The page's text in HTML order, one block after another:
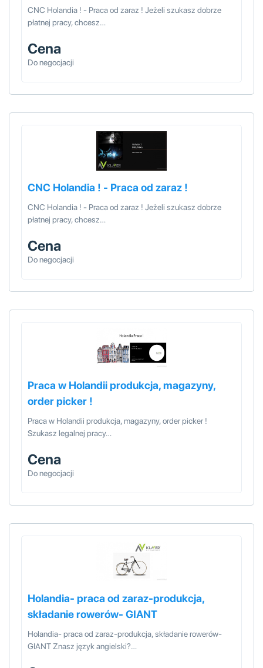
CNC Holandia ! - Praca od zaraz ! Jeżeli szukasz dobrze
płatnej pracy, chcesz…
Cena
Do negocjacji
CNC Holandia ! - Praca od zaraz !
CNC Holandia ! - Praca od zaraz ! Jeżeli szukasz dobrze
płatnej pracy, chcesz…
Cena
Do negocjacji
Praca w Holandii produkcja, magazyny,
order picker !
Praca w Holandii produkcja, magazyny, order picker !
Szukasz legalnej pracy…
Cena
Do negocjacji
Holandia- praca od zaraz-produkcja,
składanie rowerów- GIANT
Holandia- praca od zaraz-produkcja, składanie rowerów-
GIANT Znasz język angielski?…